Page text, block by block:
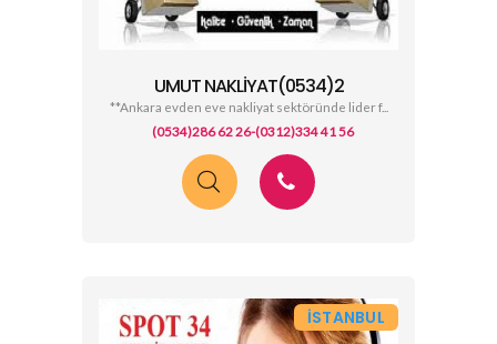
UMUT NAKLIYAT(0534)2
**Ankara evden eve nakliyat sektöründe lider f...
(0534)286 62 26-(0312)334 41 56
İSTANBUL